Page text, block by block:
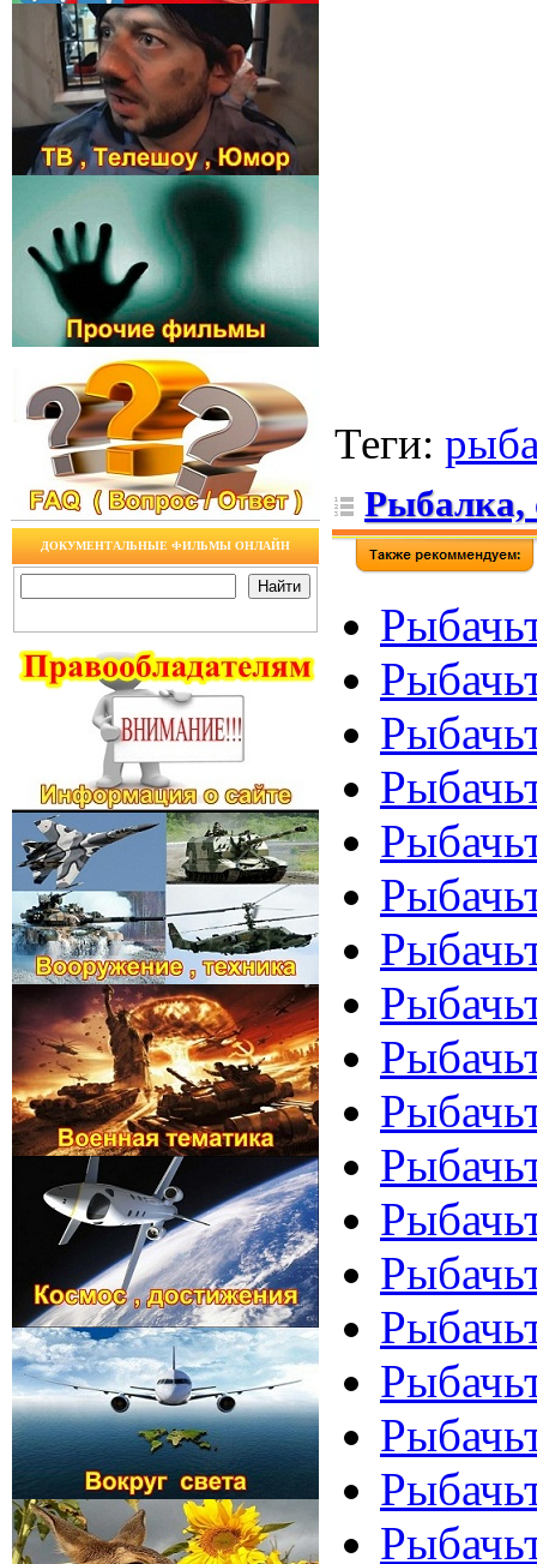
ДОКУМЕНТАЛЬНЫЕ ФИЛЬМЫ ОНЛАЙН
Теги:
Рыбалка,